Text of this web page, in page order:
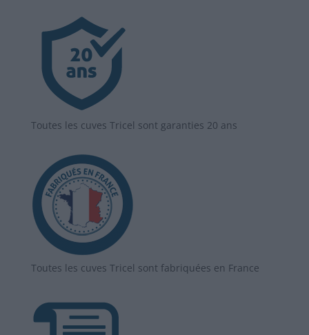
Toutes les cuves Tricel sont garanties 20 ans
Toutes les cuves Tricel sont fabriquées en France